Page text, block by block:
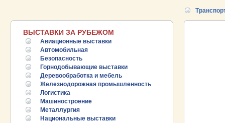
ВЫСТАВКИ ЗА РУБЕЖОМ
Авиационные выставки
Автомобильная
Безопасность
Горнодобывающие выставки
Деревообработка и мебель
Железнодорожная промышленность
Логистика
Машиностроение
Металлургия
Национальные выставки